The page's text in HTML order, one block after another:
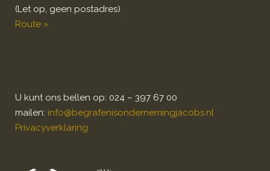
(Let op, geen postadres)
Route »
U kunt ons bellen op: 024 – 397 67 00
mailen: info@begrafenisondernemingjacobs.nl
Privacyverklaring